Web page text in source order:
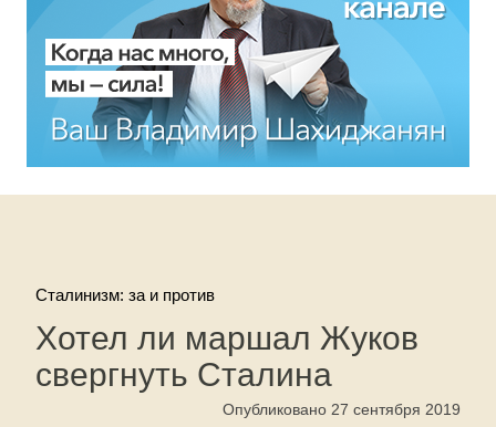
Сталинизм: за и против
Хотел ли маршал Жуков
свергнуть Сталина
Опубликовано 27 сентября 2019